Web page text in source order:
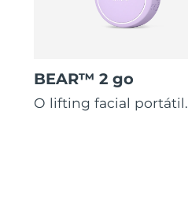
BEAR™ 2 go
O lifting facial portátil.